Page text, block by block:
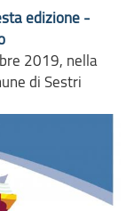
edizione -
2019, nella
di Sestri